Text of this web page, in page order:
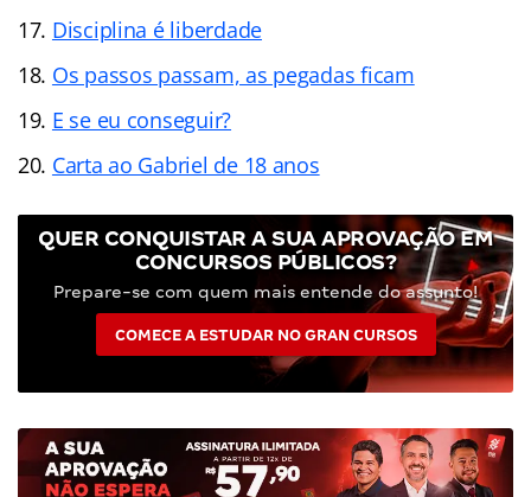
Disciplina é liberdade
Os passos passam, as pegadas ficam
E se eu conseguir?
Carta ao Gabriel de 18 anos
QUER CONQUISTAR A SUA APROVAÇÃO EM
CONCURSOS PÚBLICOS?
Prepare-se com quem mais entende do assunto!
COMECE A ESTUDAR NO GRAN CURSOS